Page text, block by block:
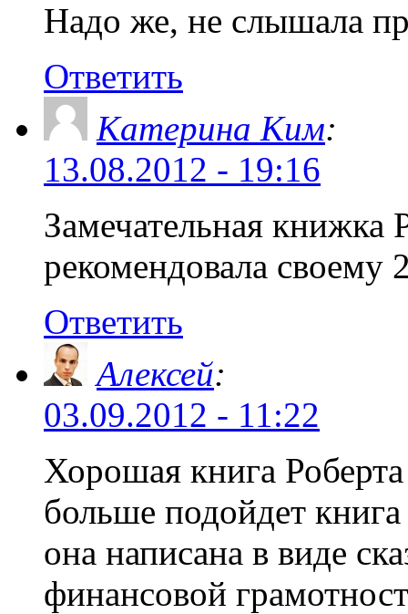
Надо же, не слышала
Ответить
Катерина Ким:
13.08.2012 - 19:16
Замечательная книжка
рекомендовала своему
Ответить
Алексей:
03.09.2012 - 11:22
Хорошая книга
больше подойдет
она написана в виде
финансовой